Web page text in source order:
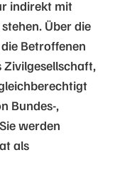
indirekt mit
Über die
Betroffenen
Zivilgesellschaft,
Bundes-,
werden
als